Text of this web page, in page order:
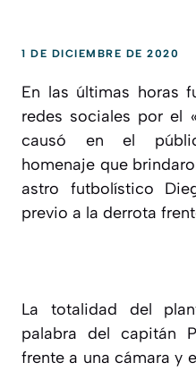
1 DE DICIEMBRE DE 2020
En las últimas horas
redes sociales por el
causó en el
homenaje que
astro futbolístico
previo a la derrota
La totalidad del
palabra del capitán
frente a una cámara y